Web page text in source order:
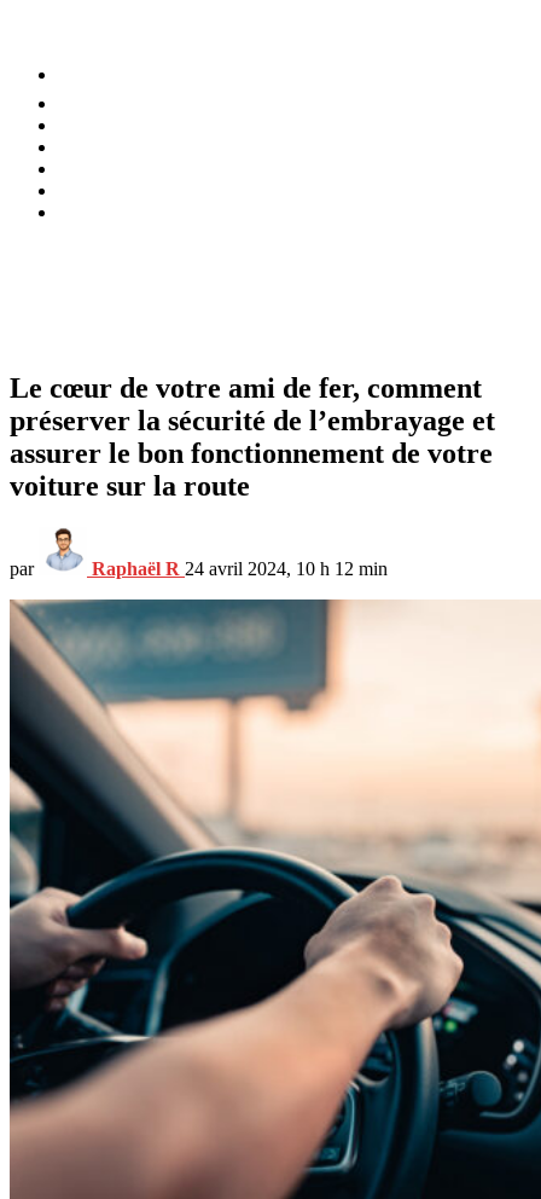
Le cœur de votre ami de fer, comment
préserver la sécurité de l’embrayage et
assurer le bon fonctionnement de votre
voiture sur la route
par Raphaël R 24 avril 2024, 10 h 12 min